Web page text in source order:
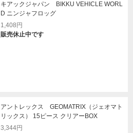
キアックジャパン BIKKU VEHICLE WORL
D ニンジャフロッグ
1,408円
販売休止中です
アントレックス GEOMATRIX（ジェオマト
リックス） 15ピース クリアーBOX
3,344円